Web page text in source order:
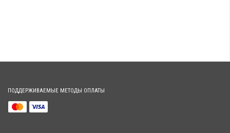
ПОДДЕРЖИВАЕМЫЕ МЕТОДЫ ОПЛАТЫ